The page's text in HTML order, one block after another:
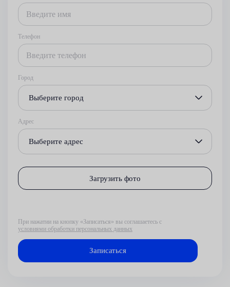
Телефон
Город
Выберите город
Адрес
Выберите адрес
Загрузить фото
При нажатии на кнопку «Записаться» вы соглашаетесь с
условиями обработки персональных данных